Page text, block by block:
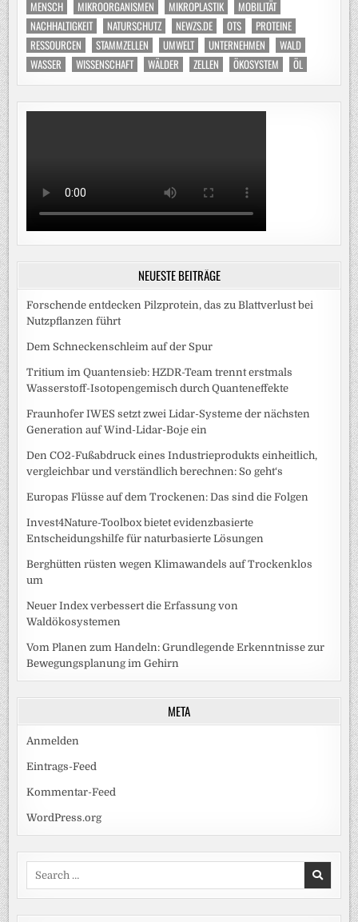
MENSCH MIKROORGANISMEN MIKROPLASTIK
MOBILITÄT
NACHHALTIGKEIT
NATURSCHUTZ NEWZS.DE OTS
PROTEINE
RESSOURCEN
STAMMZELLEN UMWELT UNTERNEHMEN
WALD
WASSER
WISSENSCHAFT WÄLDER ZELLEN ÖKOSYSTEM ÖL
NEUESTE BEITRÄGE
Forschende entdecken Pilzprotein, das zu Blattverlust bei
Nutzpflanzen führt
Dem Schneckenschleim auf der Spur
Tritium im Quantensieb: HZDR-Team trennt erstmals
Wasserstoff-Isotopengemisch durch Quanteneffekte
Fraunhofer IWES setzt zwei Lidar-Systeme der nächsten
Generation auf Wind-Lidar-Boje ein
Den CO2-Fußabdruck eines Industrieprodukts einheitlich,
vergleichbar und verständlich berechnen: So geht‘s
Europas Flüsse auf dem Trockenen: Das sind die Folgen
Invest4Nature-Toolbox bietet evidenzbasierte
Entscheidungshilfe für naturbasierte Lösungen
Berghütten rüsten wegen Klimawandels auf Trockenklos
um
Neuer Index verbessert die Erfassung von
Waldökosystemen
Vom Planen zum Handeln: Grundlegende Erkenntnisse zur
Bewegungsplanung im Gehirn
META
Anmelden
Eintrags-Feed
Kommentar-Feed
WordPress.org